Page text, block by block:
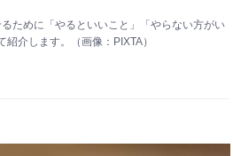
ために「やるといいこと」「やらない方がい
介します。（画像：PIXTA）